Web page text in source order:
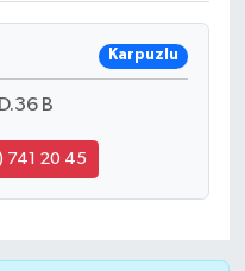
Karpuzlu
B
741 20 45